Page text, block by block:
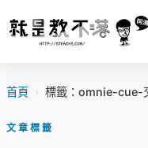
首頁 › 標籤：omnie-cue-
文章標籤